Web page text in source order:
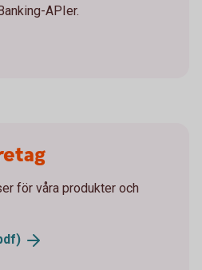
APIer.
för våra produkter och